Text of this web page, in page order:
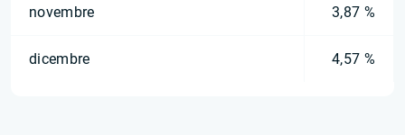
novembre 3,87 %
dicembre 4,57 %